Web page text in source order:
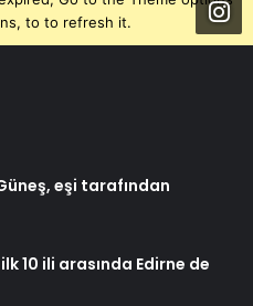
to to refresh it.
eşi tarafından
10 ili arasında Edirne de